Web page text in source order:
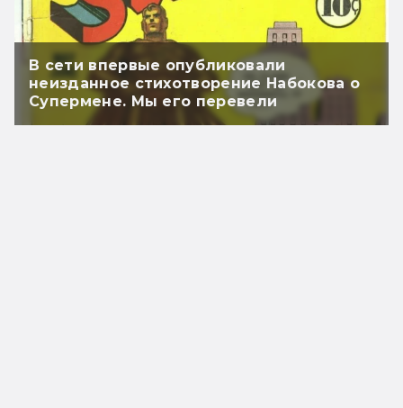
В сети впервые опубликовали
неизданное стихотворение Набокова о
Супермене. Мы его перевели